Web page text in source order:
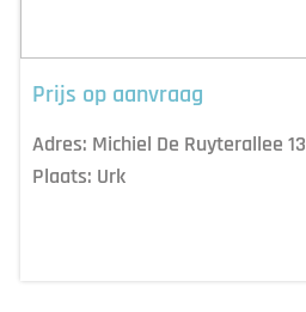
Prijs op aanvraag
Adres: Michiel De Ruyterallee 13
Plaats: Urk